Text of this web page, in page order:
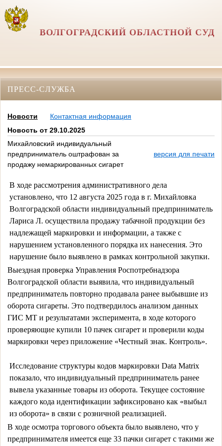
ВОЛГОГРАДСКИЙ ОБЛАСТНОЙ СУД
ПРЕСС-СЛУЖБА
Новости
Контактная информация
Новость от 29.10.2025
Михайловский индивидуальный
предприниматель оштрафован за
продажу немаркированных сигарет
версия для печати
В ходе рассмотрения административного дела
установлено, что 12 августа 2025 года в г. Михайловка
Волгоградской области индивидуальный предприниматель
Лариса Л. осуществила продажу табачной продукции без
надлежащей маркировки и информации, а также с
нарушением установленного порядка их нанесения. Это
нарушение было выявлено в рамках контрольной закупки.
Выездная проверка Управления Роспотребнадзора
Волгоградской области выявила, что индивидуальный
предприниматель повторно продавала ранее выбывшие из
оборота сигареты. Это подтвердилось анализом данных
ГИС МТ и результатами эксперимента, в ходе которого
проверяющие купили 10 пачек сигарет и проверили коды
маркировки через приложение «Честный знак. Контроль».
Исследование структуры кодов маркировки Data Matrix
показало, что индивидуальный предприниматель ранее
вывела указанные товары из оборота. Текущее состояние
каждого кода идентификации зафиксировано как «выбыл
из оборота» в связи с розничной реализацией.
В ходе осмотра торгового объекта было выявлено, что у
предпринимателя имеется еще 33 пачки сигарет с такими же